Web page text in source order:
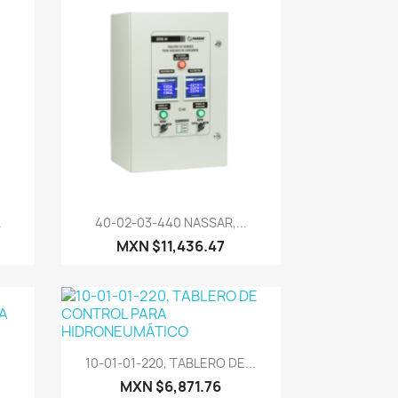
Vista rápida
40-02-03-440 NASSAR,...
MXN $11,436.47
Vista rápida
10-01-01-220, TABLERO DE...
MXN $6,871.76